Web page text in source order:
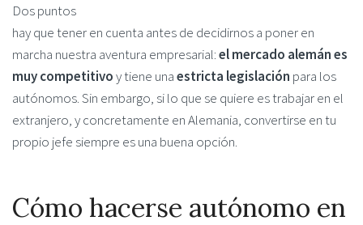
Dos puntos
hay que tener en cuenta antes de decidirnos a poner en
marcha nuestra aventura empresarial:el mercado alemán es
muy competitivoy tiene unaestricta legislación para los
autónomos. Sin embargo, si lo que se quiere es trabajar en el
extranjero, y concretamente en Alemania, convertirse en tu
propio jefe siempre es una buena opción.
Cómo hacerse autónomo en